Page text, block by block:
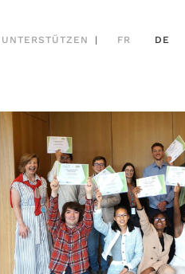
UNTERSTÜTZEN | FR DE